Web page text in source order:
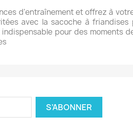
d'entraînement et offrez à
avec la sacoche à friandises
pour des moments